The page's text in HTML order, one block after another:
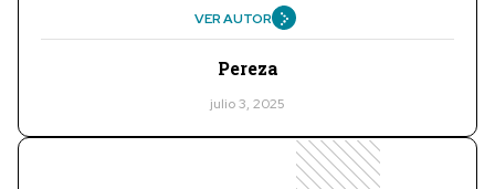
VER AUTOR
Pereza
julio 3, 2025